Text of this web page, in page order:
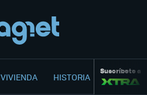
VIVIENDA HISTORIA Suscríbete a